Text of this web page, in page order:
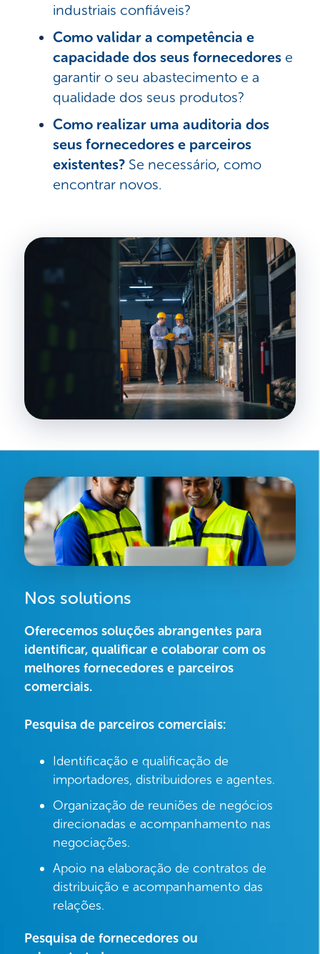
industriais confiáveis?
Como validar a competência e
capacidade dos seus fornecedorese
garantir o seu abastecimento e a
qualidade dos seus produtos?
Como realizar uma auditoria dos
seus fornecedores e parceiros
existentes? Se necessário, como
encontrar novos.
Nos solutions
Oferecemos soluções abrangentes para
identificar, qualificar e colaborar com os
melhores fornecedores e parceiros
comerciais.
Pesquisa de parceiros comerciais:
Identificação e qualificação de
importadores, distribuidores e agentes.
Organização de reuniões de negócios
direcionadas e acompanhamento nas
negociações.
Apoio na elaboração de contratos de
distribuição e acompanhamento das
relações.
Pesquisa de fornecedores ou